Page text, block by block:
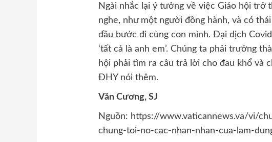
Ngài nhắc lại ý tưởng về việc Giáo hội trở
nghe, như một người đồng hành, và có
đầu bước đi cùng con mình. Đại dịch
‘tất cả là anh em’. Chúng ta phải trưởng
hội phải tìm ra câu trả lời cho đau khổ và
ĐHY nói thêm.
Văn Cương, SJ
Nguồn: https://www.vaticannews.va/vi/
chung-toi-no-cac-nhan-nhan-cua-lam-